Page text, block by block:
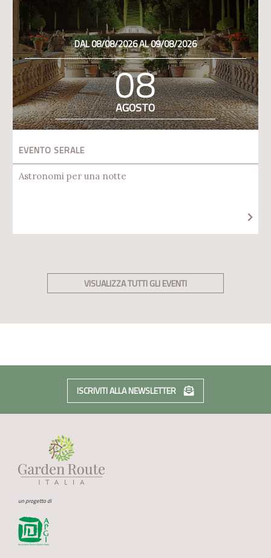
DAL 08/08/2026 AL 09/08/2026
08
AGOSTO
EVENTO SERALE
Astronomi per una notte
VISUALIZZA TUTTI GLI EVENTI
ISCRIVITI ALLA NEWSLETTER
un progetto di